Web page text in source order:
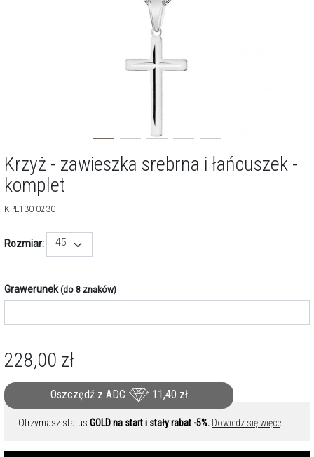
Krzyż - zawieszka srebrna i łańcuszek -
komplet
KPL130-0230
Rozmiar: 45
Grawerunek(do 8 znaków)
228,00 zł
Oszczędź z ADC 11,40 zł
Otrzymasz status GOLD na start i stały rabat -5%. Dowiedz się więcej